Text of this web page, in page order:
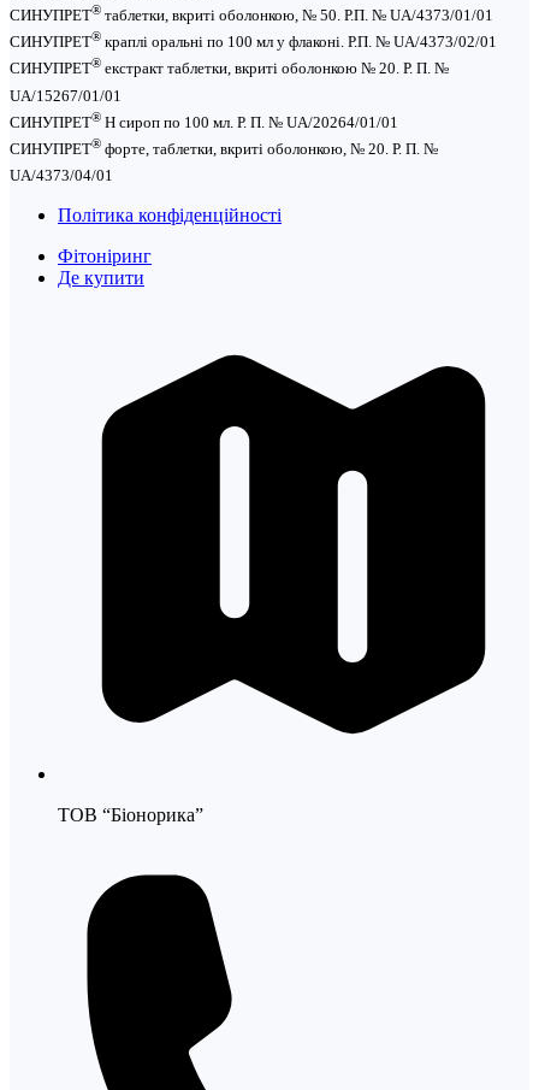
СИНУПРЕТ® таблетки, вкриті оболонкою, № 50. Р.П. № UA/4373/01/01
СИНУПРЕТ® краплі оральні по 100 мл у флаконі. Р.П. № UA/4373/02/01
СИНУПРЕТ® екстракт таблетки, вкриті оболонкою № 20. Р. П. №
UA/15267/01/01
СИНУПРЕТ® Н сироп по 100 мл. Р. П. № UA/20264/01/01
СИНУПРЕТ® форте, таблетки, вкриті оболонкою, № 20. Р. П. №
UA/4373/04/01
Політика конфіденційності
Фітоніринг
Де купити
ТОВ “Біонорика”